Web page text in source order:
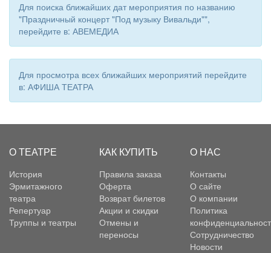
Для поиска ближайших дат мероприятия по названию
"Праздничный концерт "Под музыку Вивальди"",
перейдите в: АВЕМЕДИА
Для просмотра всех ближайших мероприятий перейдите
в: АФИША ТЕАТРА
О ТЕАТРЕ
История
Эрмитажного
театра
Репертуар
Труппы и театры
КАК КУПИТЬ
Правила заказа
Оферта
Возврат билетов
Акции и скидки
Отмены и
переносы
О НАС
Контакты
О сайте
О компании
Политика
Сотрудничество
Новости